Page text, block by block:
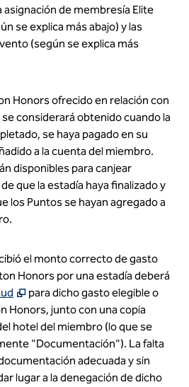
asignación de membresía Elite
se explica más abajo) y las
(según se explica más
Honors ofrecido en relación con
considerará obtenido cuando la
se haya pagado en su
a la cuenta del miembro.
disponibles para canjear
que la estadía haya finalizado y
los Puntos se hayan agregado a
el monto correcto de gasto
Honors por una estadía deberá
,Abre una nueva pestaña
para dicho gasto elegible o
Honors, junto con una copia
hotel del miembro (lo que se
"Documentación"). La falta
adecuada y sin
lugar a la denegación de dicho